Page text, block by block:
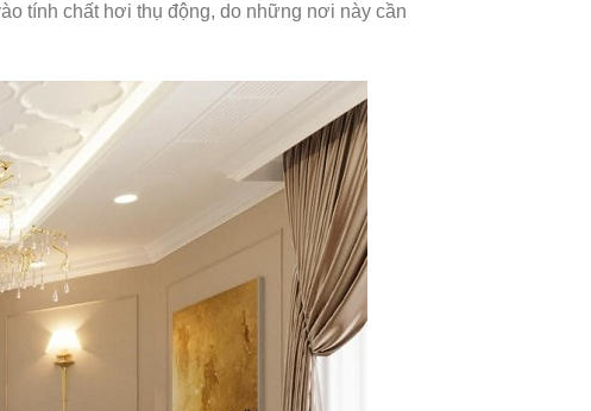
tính chất hơi thụ động, do những nơi này cần